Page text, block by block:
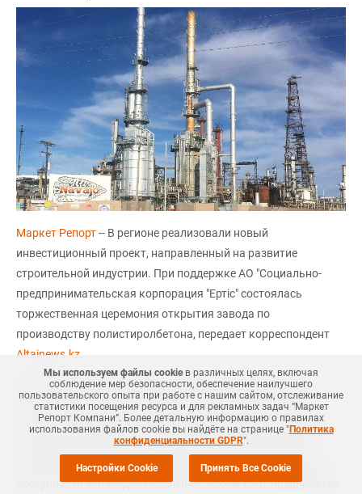
Маркет Репорт-- В регионе реализовали новый
инвестиционный проект, направленный на развитие
строительной индустрии. При поддержке АО "Социально-
предпринимательская корпорация "Ертіс" состоялась
торжественная церемония открытия завода по
производству полистиролбетона, передает корреспондент
Altainews.kz.
Производственная мощность предприятия позволяет
выпускать до 2500 м? полистиролбетонных изделий в год.
Завод ориентирован на обеспечение строительного рынка
региона современными и качественными материалами,
снижение себестоимости квадратного метра и повышение
доступности жилья для населения. Кроме того, предприятие
Мы используем файлы cookieв различных целях, включая
соблюдение мер безопасности, обеспечение наилучшего
пользовательского опыта при работе с нашим сайтом, отслеживание
статистики посещения ресурса и для рекламных задач “Маркет
Репорт Компани”. Более детальную информацию о правилах
использования файлов cookie вы найдёте на странице "Политика
конфиденциальности GDPR".
Настройки Cookie Принять Все Cookie